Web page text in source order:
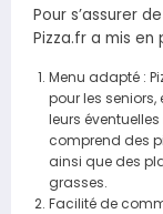
Pour s’assurer
Pizza.fr a mis en
Menu adapté :
pour les
leurs éventuelles
comprend des
ainsi que des
grasses.
Facilité de